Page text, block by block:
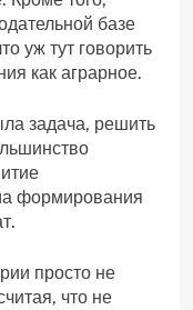
базе
уж тут говорить
как аграрное.
задача, решить
формирования
просто не
что не